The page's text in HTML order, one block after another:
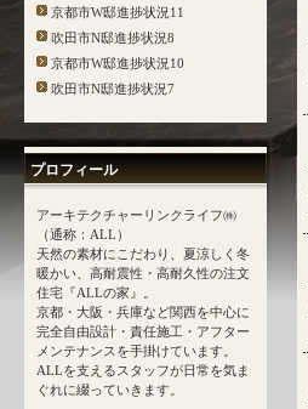
京都市W邸進捗状況11
吹田市N邸進捗状況8
京都市W邸進捗状況10
吹田市N邸進捗状況7
プロフィール
アーキテクチャーリンクライフ㈱
（通称：ALL）
天然の素材にこだわり、夏涼しく冬
暖かい、高耐震性・高耐久性の注文
住宅『ALLの家』。
京都・大阪・兵庫など関西を中心に
完全自由設計・責任施工・アフター
メンテナンスを手掛けています。
ALLを支えるスタッフが日常を気ま
ぐれに綴っていきます。